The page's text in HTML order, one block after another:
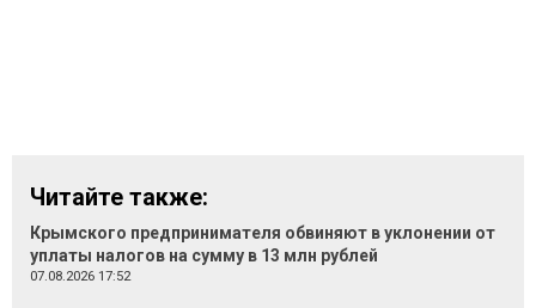
Читайте также:
Крымского предпринимателя обвиняют в уклонении от
уплаты налогов на сумму в 13 млн рублей
07.08.2026 17:52